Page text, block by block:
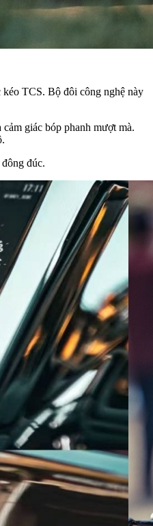
TCS. Bộ đôi công nghệ này
giác bóp phanh mượt mà.
đúc.